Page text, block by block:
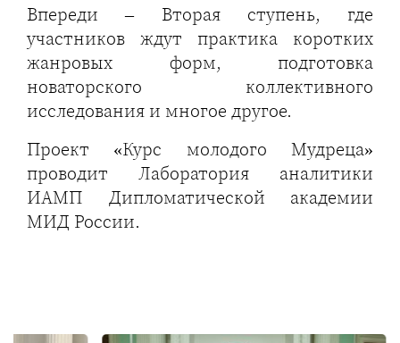
Впереди – Вторая ступень, где
участников ждут практика коротких
жанровых форм, подготовка
новаторского коллективного
исследования и многое другое.
Проект «Курс молодого Мудреца»
проводит Лаборатория аналитики
ИАМП Дипломатической академии
МИД России.